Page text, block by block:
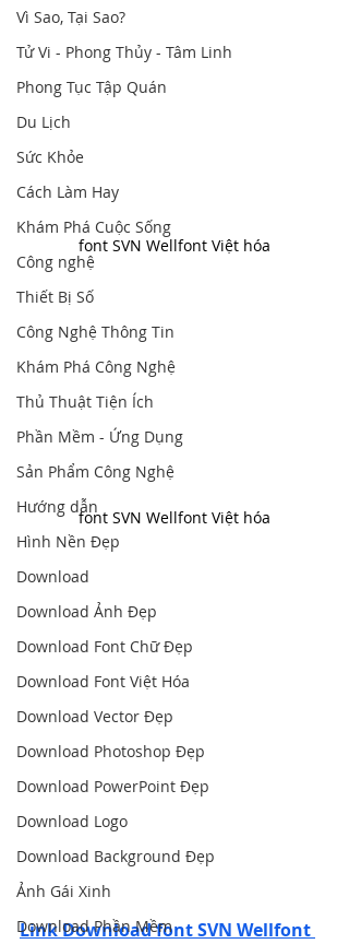
Vì Sao, Tại Sao?
Tử Vi - Phong Thủy - Tâm Linh
Phong Tục Tập Quán
Du Lịch
Sức Khỏe
Cách Làm Hay
Khám Phá Cuộc Sống
Công nghệ
Thiết Bị Số
Công Nghệ Thông Tin
Khám Phá Công Nghệ
Thủ Thuật Tiện Ích
Phần Mềm - Ứng Dụng
Sản Phẩm Công Nghệ
Hướng dẫn
Hình Nền Đẹp
Download
Download Ảnh Đẹp
Download Font Chữ Đẹp
Download Font Việt Hóa
Download Vector Đẹp
Download Photoshop Đẹp
Download PowerPoint Đẹp
Download Logo
Download Background Đẹp
Ảnh Gái Xinh
Download Phần Mềm
font SVN Wellfont Việt hóa
font SVN Wellfont Việt hóa
Link Download font SVN Wellfont